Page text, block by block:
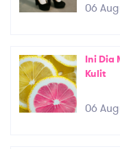
06
Ini Dia
Kulit
06